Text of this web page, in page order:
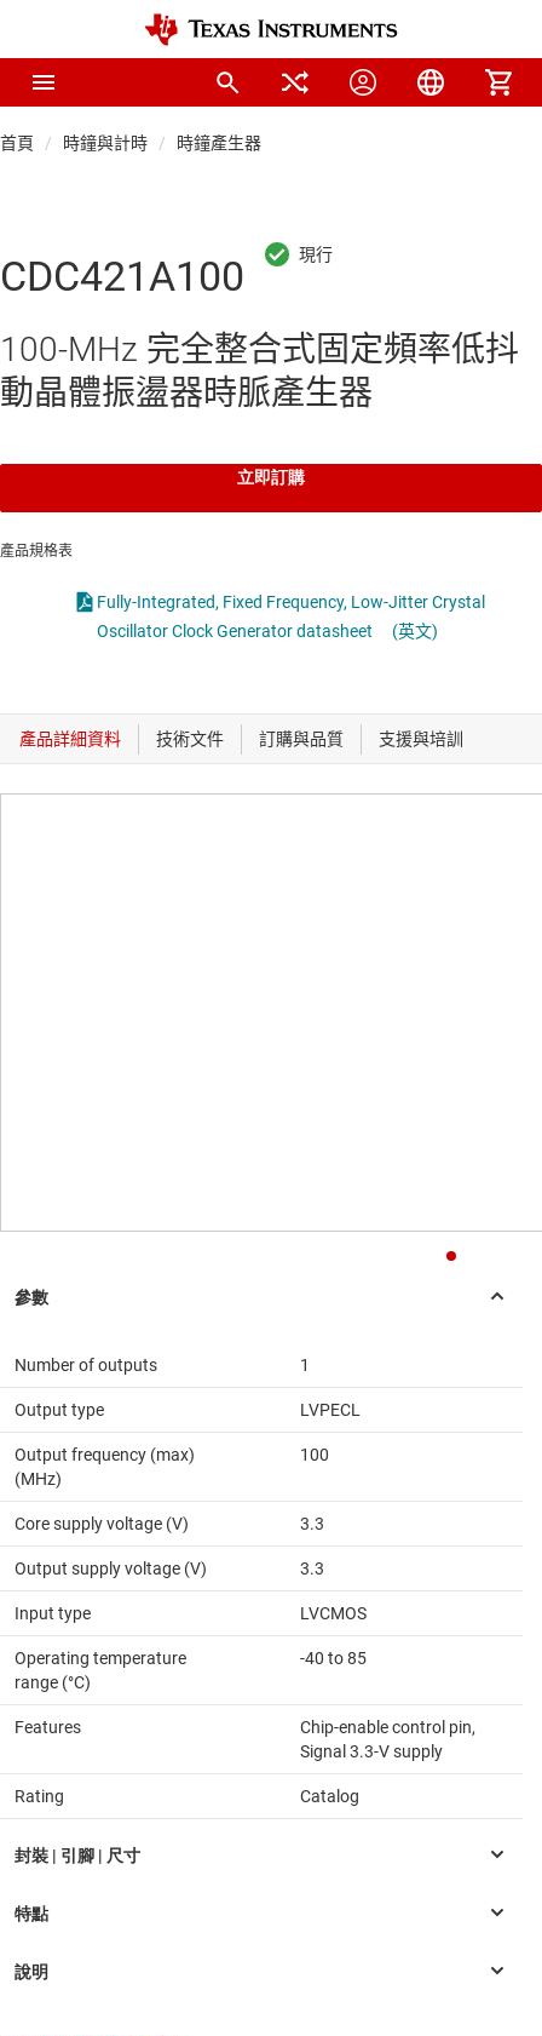
首頁 時鐘與計時 時鐘產生器
CDC421A100
100-MHz 完全整合式固定頻率低抖
動晶體振盪器時脈產生器
立即訂購
產品規格表
Fully-Integrated, Fixed Frequency, Low-Jitter Crystal
Oscillator Clock Generator datasheet
(英文)
Number of outputs 1
Output type LVPECL
Output frequency (max)
(MHz)
100
Core supply voltage (V) 3.3
Output supply voltage (V) 3.3
Input type LVCMOS
Operating temperature
range (°C)
-40 to 85
Features
Chip-enable control pin,
Signal 3.3-V supply
Rating Catalog